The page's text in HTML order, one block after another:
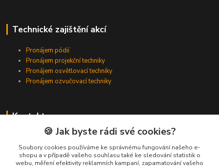
Technické zajištění akcí
Pronájem pódií
Pronájem projekční techniky
Pronájem osvětlovací techniky
Pronájem ozvučovací techniky
Kontakty
Zákaznická podpora
+420 224 318 342
(Po-Pá, 9-16 hod.)
🍪 Jak byste rádi své cookies?
Soubory cookies používáme ke správnému fungování našeho e-
shopu a v případě vašeho souhlasu také ke sledování statistik o
webu, měření efektivity reklamních kampaní, zapamatování vašeho